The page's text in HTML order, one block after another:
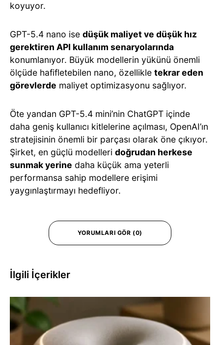
koyuyor.
GPT-5.4 nano ise düşük maliyet ve düşük hız
gerektiren API kullanım senaryolarında
konumlanıyor. Büyük modellerin yükünü önemli
ölçüde hafifletebilen nano, özellikle tekrar eden
görevlerde maliyet optimizasyonu sağlıyor.
Öte yandan GPT-5.4 mini’nin ChatGPT içinde
daha geniş kullanıcı kitlelerine açılması, OpenAI’ın
stratejisinin önemli bir parçası olarak öne çıkıyor.
Şirket, en güçlü modelleri doğrudan herkese
sunmak yerine daha küçük ama yeterli
performansa sahip modellere erişimi
yaygınlaştırmayı hedefliyor.
YORUMLARI GÖR (0)
İlgili İçerikler